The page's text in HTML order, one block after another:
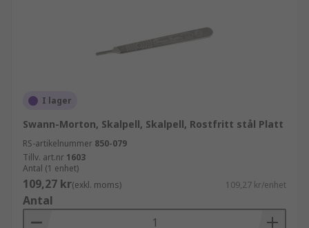
I lager
Swann-Morton, Skalpell, Skalpell, Rostfritt stål Platt
RS-artikelnummer 850-079
Tillv. art.nr 1603
Antal (1 enhet)
109,27 kr(exkl. moms) 109,27 kr/enhet
Antal